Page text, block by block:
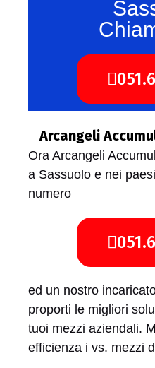
Arcangeli
Ora Arcangeli
a Sassuolo e nei
numero
ed un nostro
proporti le migliori
tuoi mezzi aziendali.
efficienza i vs. mezzi